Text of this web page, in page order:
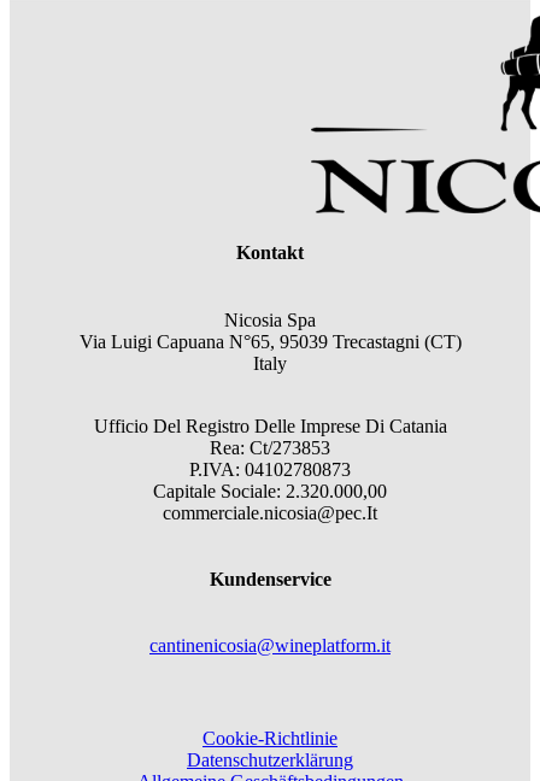
Kontakt
Nicosia Spa
Via Luigi Capuana N°65, 95039 Trecastagni (CT)
Italy
Ufficio Del Registro Delle Imprese Di Catania
Rea: Ct/273853
P.IVA: 04102780873
Capitale Sociale: 2.320.000,00
commerciale.nicosia@pec.It
Kundenservice
cantinenicosia@wineplatform.it
Cookie-Richtlinie
Datenschutzerklärung